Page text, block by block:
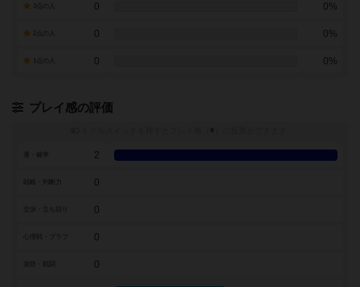
0 0%
0 0%
0 0%
プレイ感の評価
※
2
戦略・判断力 0
0
0
0